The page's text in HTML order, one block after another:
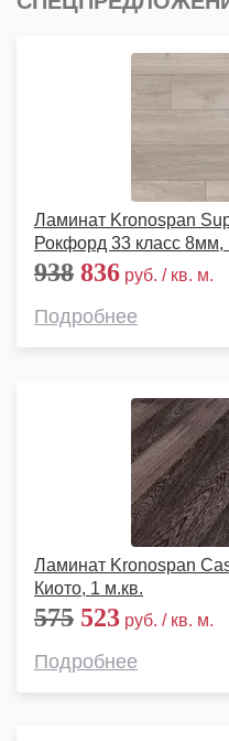
Ламинат Kronospan
Рокфорд 33 класс 8мм,
938 836 руб. / кв. м.
Подробнее
Ламинат Kronospan
Киото, 1 м.кв.
575 523 руб. / кв. м.
Подробнее